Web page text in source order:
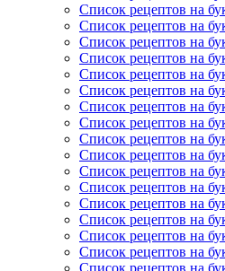
Список рецептов на
Список рецептов на
Список рецептов на
Список рецептов на
Список рецептов на
Список рецептов на
Список рецептов на
Список рецептов на
Список рецептов на
Список рецептов на
Список рецептов на
Список рецептов на
Список рецептов на
Список рецептов на
Список рецептов на
Список рецептов на